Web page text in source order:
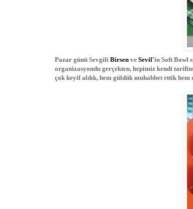
Pazar günü Sevgili Birsen ve Sevil'in Soft Bowl
organizasyondu gerçekten, hepimiz kendi
çok keyif aldık, hem güldük muhabbet ettik hem